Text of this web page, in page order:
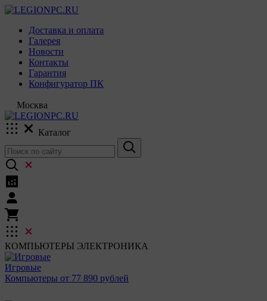
Доставка и оплата
Галерея
Новости
Контакты
Гарантия
Конфигуратор ПК
Москва
Каталог
КОМПЬЮТЕРЫ ЭЛЕКТРОНИКА
Игровые
Компьютеры от 77 890 рублей